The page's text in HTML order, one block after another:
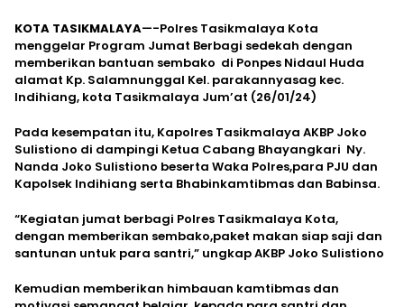
KOTA TASIKMALAYA—-Polres Tasikmalaya Kota
menggelar Program Jumat Berbagi sedekah dengan
memberikan bantuan sembako di Ponpes Nidaul Huda
alamat Kp. Salamnunggal Kel. parakannyasag kec.
Indihiang, kota Tasikmalaya Jum’at (26/01/24)
Pada kesempatan itu, Kapolres Tasikmalaya AKBP Joko
Sulistiono di dampingi Ketua Cabang Bhayangkari Ny.
Nanda Joko Sulistiono beserta Waka Polres,para PJU dan
Kapolsek Indihiang serta Bhabinkamtibmas dan Babinsa.
“Kegiatan jumat berbagi Polres Tasikmalaya Kota,
dengan memberikan sembako,paket makan siap saji dan
santunan untuk para santri,” ungkap AKBP Joko Sulistiono
Kemudian memberikan himbauan kamtibmas dan